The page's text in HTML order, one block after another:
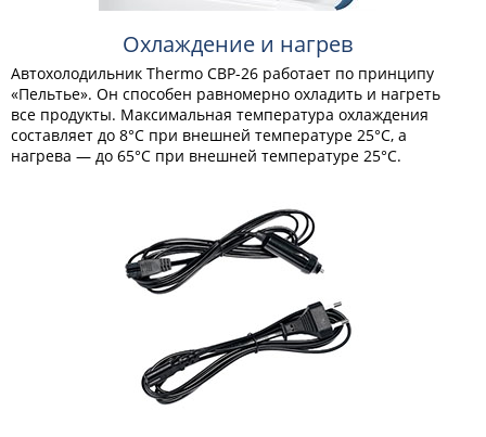
Охлаждение и нагрев
Автохолодильник Thermo CBP-26 работает по принципу
«Пельтье». Он способен равномерно охладить и нагреть
все продукты. Максимальная температура охлаждения
составляет до 8°С при внешней температуре 25°С, а
нагрева — до 65°С при внешней температуре 25°С.